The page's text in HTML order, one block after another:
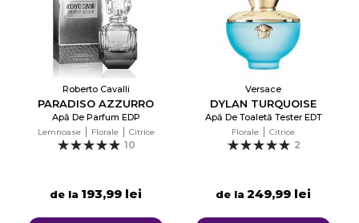
Roberto Cavalli
PARADISO AZZURRO
Apă De Parfum EDP
Lemnoase Florale Citrice
10
de la 193,99 lei
Versace
DYLAN TURQUOISE
Apă De Toaletă Tester EDT
Florale Citrice
2
de la 249,99 lei